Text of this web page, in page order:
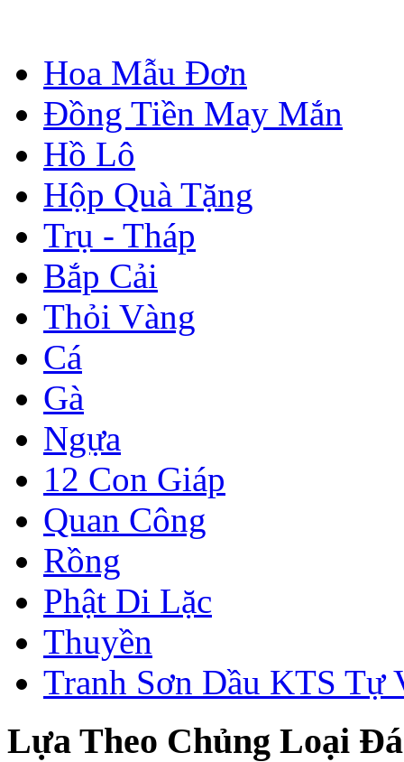
Hoa Mẫu Đơn
Đồng Tiền May Mắn
Hồ Lô
Hộp Quà Tặng
Trụ - Tháp
Bắp Cải
Thỏi Vàng
Cá
Gà
Ngựa
12 Con Giáp
Quan Công
Rồng
Phật Di Lặc
Thuyền
Tranh Sơn Dầu KTS Tự
Lựa Theo Chủng Loại Đá